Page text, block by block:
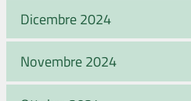
Dicembre 2024
Novembre 2024